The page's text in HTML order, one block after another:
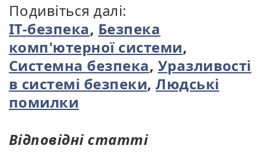
Подивіться далі:
ІТ-безпека, Безпека
комп'ютерної системи,
Системна безпека, Уразливості
в системі безпеки,Людські
помилки
Відповідні статті